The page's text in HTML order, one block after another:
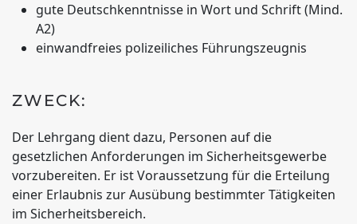
gute Deutschkenntnisse in Wort und Schrift (Mind.
A2)
einwandfreies polizeiliches Führungszeugnis
ZWECK:
Der Lehrgang dient dazu, Personen auf die
gesetzlichen Anforderungen im Sicherheitsgewerbe
vorzubereiten. Er ist Voraussetzung für die Erteilung
einer Erlaubnis zur Ausübung bestimmter Tätigkeiten
im Sicherheitsbereich.